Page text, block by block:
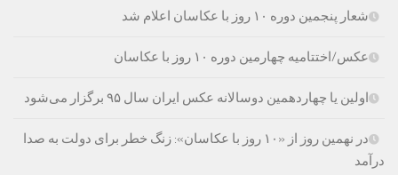
شعار پنجمين دوره ۱۰ روز با عكاسان اعلام شد
عکس/اختتامیه چهارمین دوره ۱۰ روز با عکاسان
اولین یا چهاردهمین دوسالانه عکس ایران سال ۹۵ برگزار می‌شود
در نهمین روز از «۱۰ روز با عکاسان»: زنگ خطر برای دولت به صدا
درآمد